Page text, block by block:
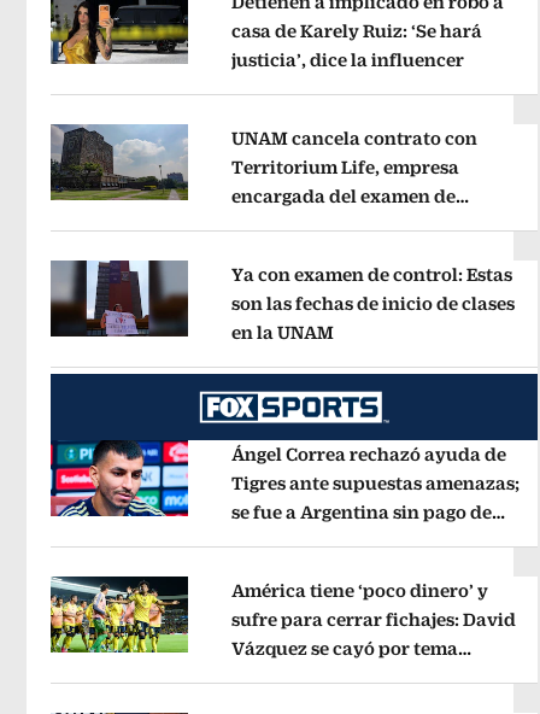
casa de Karely Ruiz: ‘Se hará
justicia’, dice la influencerOpens
UNAM cancela contrato con
Territorium Life, empresa
encargada del examen de
Ya con examen de control: Estas
son las fechas de inicio de clases
en la UNAMOpens in new window
Ángel Correa rechazó ayuda de
Tigres ante supuestas amenazas;
se fue a Argentina sin pago de
América tiene ‘poco dinero’ y
sufre para cerrar fichajes: David
Vázquez se cayó por tema